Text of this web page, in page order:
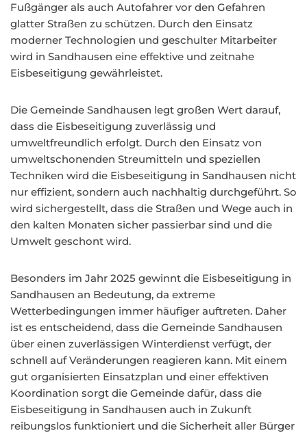
Fußgänger als auch Autofahrer vor den Gefahren
glatter Straßen zu schützen. Durch den Einsatz
moderner Technologien und geschulter Mitarbeiter
wird in Sandhausen eine effektive und zeitnahe
Eisbeseitigung gewährleistet.
Die Gemeinde Sandhausen legt großen Wert darauf,
dass die Eisbeseitigung zuverlässig und
umweltfreundlich erfolgt. Durch den Einsatz von
umweltschonenden Streumitteln und speziellen
Techniken wird die Eisbeseitigung in Sandhausen nicht
nur effizient, sondern auch nachhaltig durchgeführt. So
wird sichergestellt, dass die Straßen und Wege auch in
den kalten Monaten sicher passierbar sind und die
Umwelt geschont wird.
Besonders im Jahr 2025 gewinnt die Eisbeseitigung in
Sandhausen an Bedeutung, da extreme
Wetterbedingungen immer häufiger auftreten. Daher
ist es entscheidend, dass die Gemeinde Sandhausen
über einen zuverlässigen Winterdienst verfügt, der
schnell auf Veränderungen reagieren kann. Mit einem
gut organisierten Einsatzplan und einer effektiven
Koordination sorgt die Gemeinde dafür, dass die
Eisbeseitigung in Sandhausen auch in Zukunft
reibungslos funktioniert und die Sicherheit aller Bürger